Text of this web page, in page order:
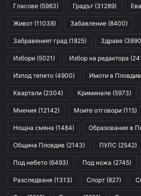
Гласове (5983) Градът (31289)
Живот (11038) Забавление (8400)
Забравеният град (1825) Здраве
Избори (5021) Избор на редактора
Изпод тепето (4900) Имоти в Пловдив
Квартали (2304) Криминале (5973)
Мнения (12142) Моите отговори (115)
Нощна смяна (1484) Образование в
Община Пловдив (2143) ПУЛС (2542)
Под небето (6493) Под ножа (2745)
Разследване (1313) Спорт (827)